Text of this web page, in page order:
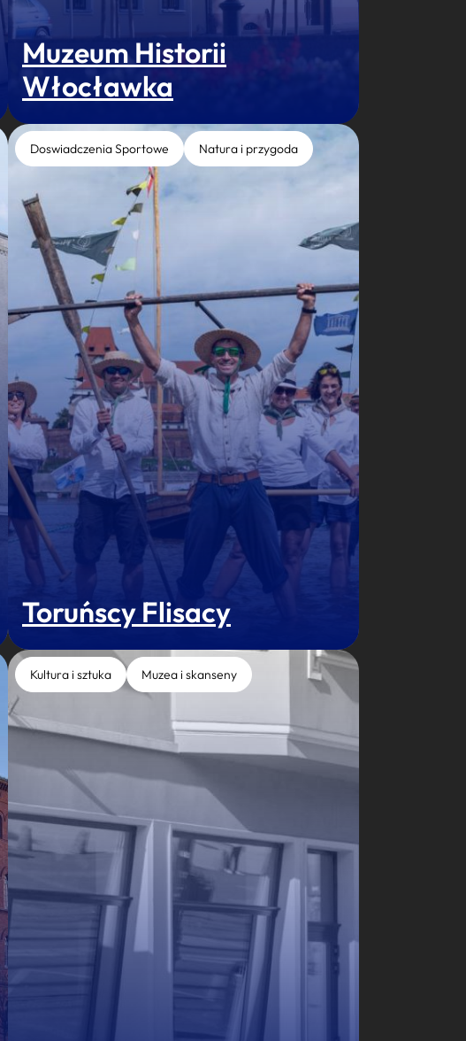
Muzeum Historii
Włocławka
Doswiadczenia Sportowe Natura i przygoda
Toruńscy Flisacy
Kultura i sztuka Muzea i skanseny